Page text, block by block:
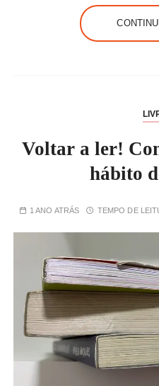
Voltar a ler!
hábito
1 ANO ATRÁS TEMPO DE